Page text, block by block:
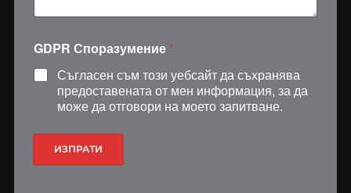
GDPR Споразумение *
Съгласен съм този уебсайт да съхранява
предоставената от мен информация, за да
може да отговори на моето запитване.
ИЗПРАТИ